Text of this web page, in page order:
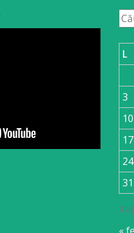
L
3
10
17
24
31